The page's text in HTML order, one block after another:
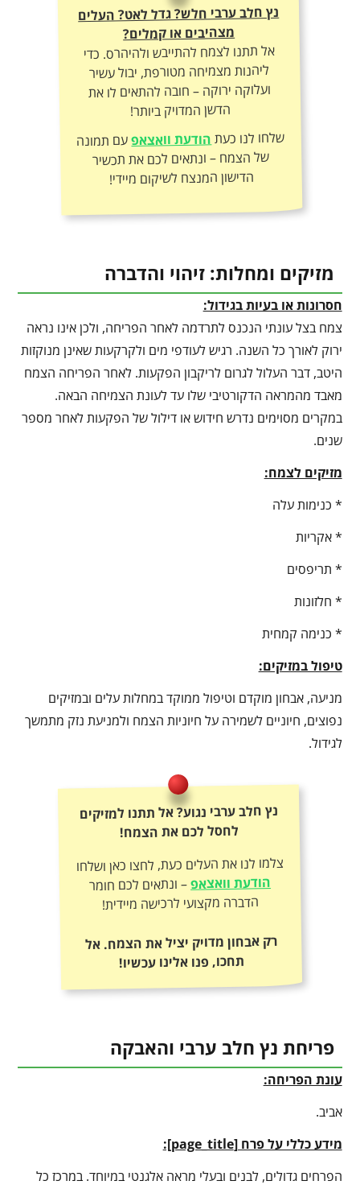
נץ חלב ערבי חלש? גדל לאט? העלים
מצהיבים או קמלים?
אל תתנו לצמח להתייבש ולהיהרס. כדי
ליהנות מצמיחה מטורפת, יבול עשיר
ועלוקה ירוקה – חובה להתאים לו את
הדשן המדויק ביותר!
שלחו לנו כעתהודעת וואצאפעם תמונה
של הצמח – ונתאים לכם את תכשיר
הדישון המנצח לשיקום מיידי!
מזיקים ומחלות: זיהוי והדברה
חסרונות או בעיות בגידול:
צמח בצל עונתי הנכנס לתרדמה לאחר הפריחה, ולכן אינו נראה
ירוק לאורך כל השנה. רגיש לעודפי מים ולקרקעות שאינן מנוקזות
היטב, דבר העלול לגרום לריקבון הפקעות. לאחר הפריחה הצמח
מאבד מהמראה הדקורטיבי שלו עד לעונת הצמיחה הבאה.
במקרים מסוימים נדרש חידוש או דילול של הפקעות לאחר מספר
שנים.
מזיקים לצמח:
* כנימות עלה
* אקריות
* תריפסים
* חלזונות
* כנימה קמחית
טיפול במזיקים:
מניעה, אבחון מוקדם וטיפול ממוקד במחלות עלים ובמזיקים
נפוצים, חיוניים לשמירה על חיוניות הצמח ולמניעת נזק מתמשך
לגידול.
נץ חלב ערבי נגוע? אל תתנו למזיקים
לחסל לכם את הצמח!
צלמו לנו את העלים כעת, לחצו כאן ושלחו
הודעת וואצאפ– ונתאים לכם חומר
הדברה מקצועי לרכישה מיידית!
רק אבחון מדויק יציל את הצמח. אל
תחכו, פנו אלינו עכשיו!
פריחת נץ חלב ערבי והאבקה
עונת הפריחה:
אביב.
מידע כללי על פרח [page_title
]:
הפרחים גדולים, לבנים ובעלי מראה אלגנטי במיוחד. במרכז כל